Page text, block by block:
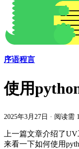
序语程言
使用
2025年3月27日 · 阅读需
上一篇文章介绍了
来看一下如何使用